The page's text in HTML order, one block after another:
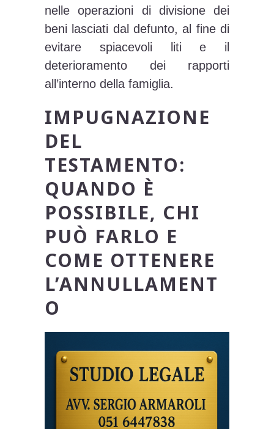
nelle operazioni di divisione dei
beni lasciati dal defunto, al fine di
evitare spiacevoli liti e il
deterioramento dei rapporti
all’interno della famiglia.
IMPUGNAZIONE
DEL
TESTAMENTO:
QUANDO È
POSSIBILE, CHI
PUÒ FARLO E
COME OTTENERE
L’ANNULLAMENT
O